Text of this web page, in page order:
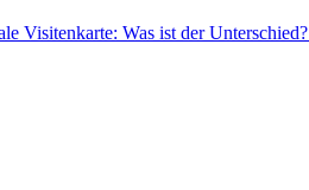
Visitenkarte: Was ist der Unterschied?